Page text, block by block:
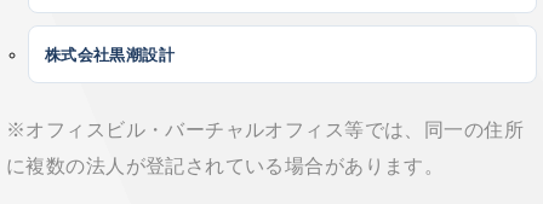
株式会社黒潮設計
※オフィスビル・バーチャルオフィス等では、同一の住所
に複数の法人が登記されている場合があります。